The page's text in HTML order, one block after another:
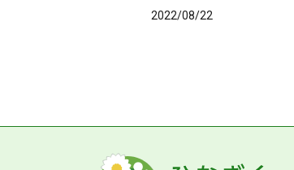
2022/08/22